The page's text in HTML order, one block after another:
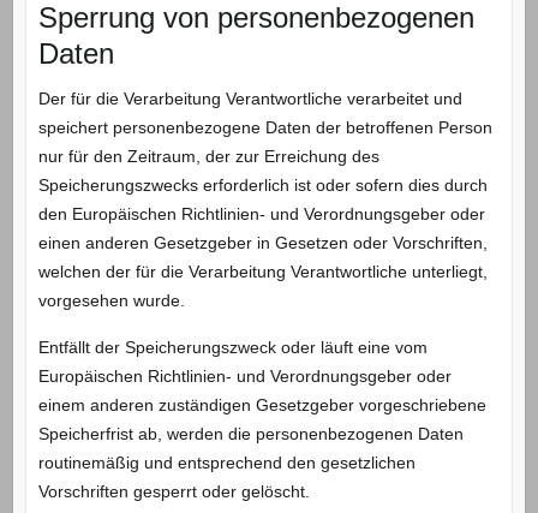
Sperrung von personenbezogenen
Daten
Der für die Verarbeitung Verantwortliche verarbeitet und
speichert personenbezogene Daten der betroffenen Person
nur für den Zeitraum, der zur Erreichung des
Speicherungszwecks erforderlich ist oder sofern dies durch
den Europäischen Richtlinien- und Verordnungsgeber oder
einen anderen Gesetzgeber in Gesetzen oder Vorschriften,
welchen der für die Verarbeitung Verantwortliche unterliegt,
vorgesehen wurde.
Entfällt der Speicherungszweck oder läuft eine vom
Europäischen Richtlinien- und Verordnungsgeber oder
einem anderen zuständigen Gesetzgeber vorgeschriebene
Speicherfrist ab, werden die personenbezogenen Daten
routinemäßig und entsprechend den gesetzlichen
Vorschriften gesperrt oder gelöscht.